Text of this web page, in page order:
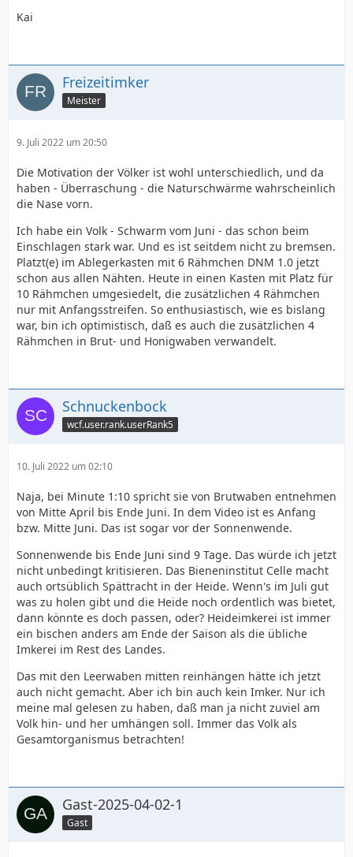
Kai
Freizeitimker
Meister
9. Juli 2022 um 20:50
Die Motivation der Völker ist wohl unterschiedlich, und da
haben - Überraschung - die Naturschwärme wahrscheinlich
die Nase vorn.
Ich habe ein Volk - Schwarm vom Juni - das schon beim
Einschlagen stark war. Und es ist seitdem nicht zu bremsen.
Platzt(e) im Ablegerkasten mit 6 Rähmchen DNM 1.0 jetzt
schon aus allen Nähten. Heute in einen Kasten mit Platz für
10 Rähmchen umgesiedelt, die zusätzlichen 4 Rähmchen
nur mit Anfangsstreifen. So enthusiastisch, wie es bislang
war, bin ich optimistisch, daß es auch die zusätzlichen 4
Rähmchen in Brut- und Honigwaben verwandelt.
Schnuckenbock
wcf.user.rank.userRank5
10. Juli 2022 um 02:10
Naja, bei Minute 1:10 spricht sie von Brutwaben entnehmen
von Mitte April bis Ende Juni. In dem Video ist es Anfang
bzw. Mitte Juni. Das ist sogar vor der Sonnenwende.
Sonnenwende bis Ende Juni sind 9 Tage. Das würde ich jetzt
nicht unbedingt kritisieren. Das Bieneninstitut Celle macht
auch ortsüblich Spättracht in der Heide. Wenn's im Juli gut
was zu holen gibt und die Heide noch ordentlich was bietet,
dann könnte es doch passen, oder? Heideimkerei ist immer
ein bischen anders am Ende der Saison als die übliche
Imkerei im Rest des Landes.
Das mit den Leerwaben mitten reinhängen hätte ich jetzt
auch nicht gemacht. Aber ich bin auch kein Imker. Nur ich
meine mal gelesen zu haben, daß man ja nicht zuviel am
Volk hin- und her umhängen soll. Immer das Volk als
Gesamtorganismus betrachten!
Gast-2025-04-02-1
Gast